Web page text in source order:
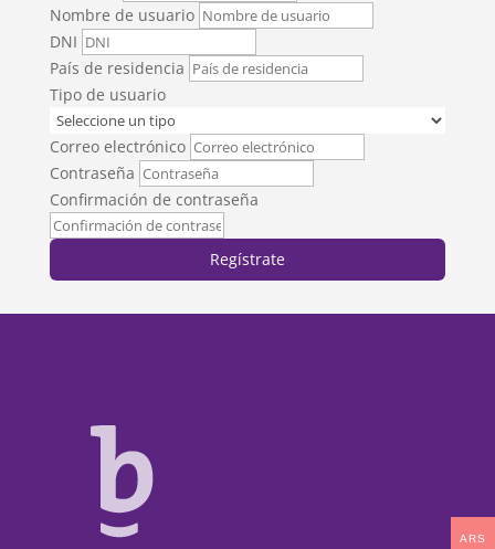
Nombre de usuario
DNI
País de residencia
Tipo de usuario
Correo electrónico
Contraseña
Confirmación de contraseña
Regístrate
ARS